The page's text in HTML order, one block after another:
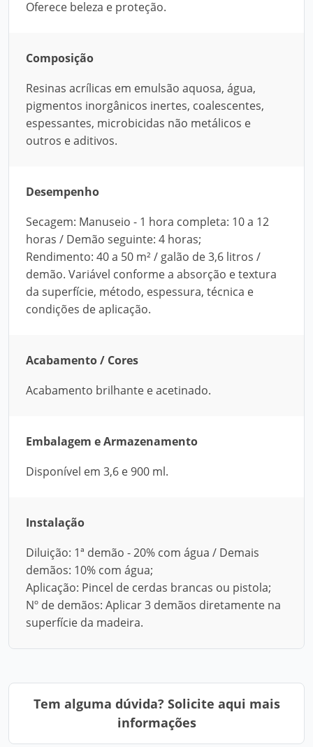
Oferece beleza e proteção.
Composição
Resinas acrílicas em emulsão aquosa, água,
pigmentos inorgânicos inertes, coalescentes,
espessantes, microbicidas não metálicos e
outros e aditivos.
Desempenho
Secagem: Manuseio - 1 hora completa: 10 a 12
horas / Demão seguinte: 4 horas;
Rendimento: 40 a 50 m² / galão de 3,6 litros /
demão. Variável conforme a absorção e textura
da superfície, método, espessura, técnica e
condições de aplicação.
Acabamento / Cores
Acabamento brilhante e acetinado.
Embalagem e Armazenamento
Disponível em 3,6 e 900 ml.
Instalação
Diluição: 1ª demão - 20% com água / Demais
demãos: 10% com água;
Aplicação: Pincel de cerdas brancas ou pistola;
Nº de demãos: Aplicar 3 demãos diretamente na
superfície da madeira.
Tem alguma dúvida? Solicite aqui mais
informações